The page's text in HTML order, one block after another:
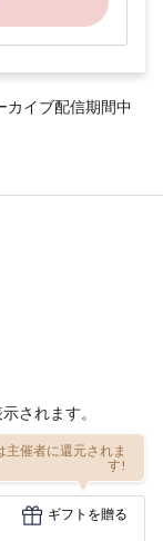
イブ配信期間中
されます。
催者に還元されま
す!
ギフトを贈る